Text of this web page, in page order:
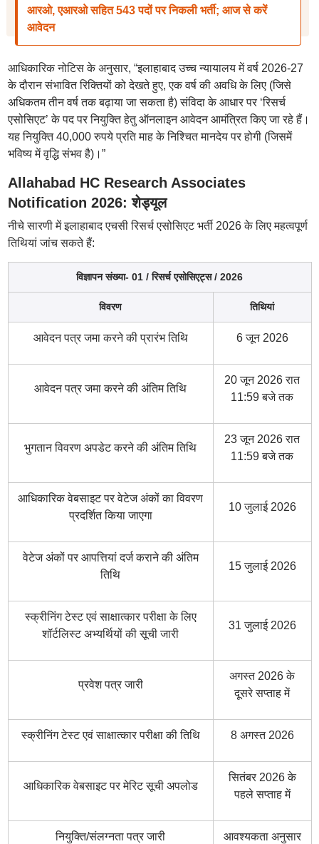
आरओ, एआरओ सहित 543 पदों पर निकली भर्ती; आज से करें
आवेदन
आधिकारिक नोटिस के अनुसार, “इलाहाबाद उच्च न्यायालय में वर्ष 2026-27
के दौरान संभावित रिक्तियों को देखते हुए, एक वर्ष की अवधि के लिए (जिसे
अधिकतम तीन वर्ष तक बढ़ाया जा सकता है) संविदा के आधार पर ‘रिसर्च
एसोसिएट’ के पद पर नियुक्ति हेतु ऑनलाइन आवेदन आमंत्रित किए जा रहे हैं।
यह नियुक्ति 40,000 रुपये प्रति माह के निश्चित मानदेय पर होगी (जिसमें
भविष्य में वृद्धि संभव है)।”
Allahabad HC Research Associates
Notification 2026: शेड्यूल
नीचे सारणी में इलाहाबाद एचसी रिसर्च एसोसिएट भर्ती 2026 के लिए महत्वपूर्ण
तिथियां जांच सकते हैं:
विज्ञापन संख्या- 01 / रिसर्च एसोसिएट्स / 2026
विवरण तिथियां
आवेदन पत्र जमा करने की प्रारंभ तिथि 6 जून 2026
आवेदन पत्र जमा करने की अंतिम तिथि
20 जून 2026 रात
11:59 बजे तक
भुगतान विवरण अपडेट करने की अंतिम तिथि
23 जून 2026 रात
11:59 बजे तक
आधिकारिक वेबसाइट पर वेटेज अंकों का विवरण
प्रदर्शित किया जाएगा
10 जुलाई 2026
वेटेज अंकों पर आपत्तियां दर्ज कराने की अंतिम
तिथि
15 जुलाई 2026
स्क्रीनिंग टेस्ट एवं साक्षात्कार परीक्षा के लिए
शॉर्टलिस्ट अभ्यर्थियों की सूची जारी
31 जुलाई 2026
प्रवेश पत्र जारी
अगस्त 2026 के
दूसरे सप्ताह में
स्क्रीनिंग टेस्ट एवं साक्षात्कार परीक्षा की तिथि 8 अगस्त 2026
आधिकारिक वेबसाइट पर मेरिट सूची अपलोड
सितंबर 2026 के
पहले सप्ताह में
नियुक्ति/संलग्नता पत्र जारी आवश्यकता अनुसार